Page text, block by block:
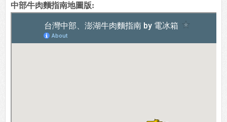
中部牛肉麵指南地圖版: